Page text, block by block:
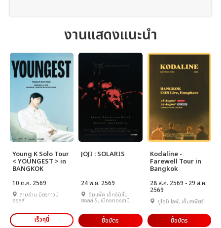
งานแสดงแนะนำ
Young K Solo Tour
< YOUNGEST > in
BANGKOK
10 ต.ค. 2569
สามย่าน มิตรทาวน์
ฮอลล์
เร็วๆนี้
JOJI : SOLARIS
24 พ.ย. 2569
อิมแพ็ค เอ็กซิบิชั่น
ฮอลล์ 5, เมืองทองธานี
ซื้อบัตร
Kodaline -
Farewell Tour in
Bangkok
28 ส.ค. 2569 - 29 ส.ค.
2569
ยูโอบี ไลฟ์, เอ็มสเฟียร์
ซื้อบัตร